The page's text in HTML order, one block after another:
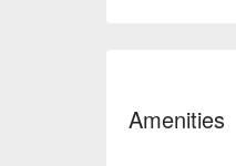
Amenities